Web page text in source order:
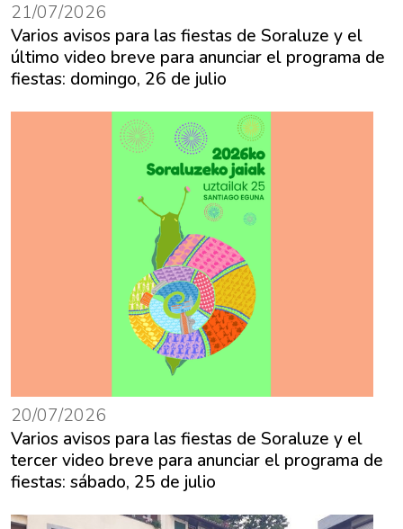
21/07/2026
Varios avisos para las fiestas de Soraluze y el
último video breve para anunciar el programa de
fiestas: domingo, 26 de julio
20/07/2026
Varios avisos para las fiestas de Soraluze y el
tercer video breve para anunciar el programa de
fiestas: sábado, 25 de julio